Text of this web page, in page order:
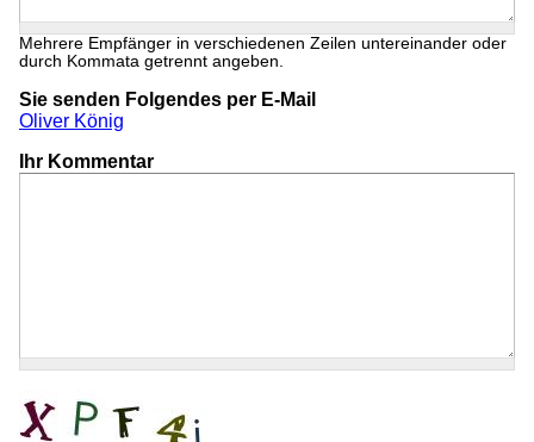
Mehrere Empfänger in verschiedenen Zeilen untereinander oder
durch Kommata getrennt angeben.
Sie senden Folgendes per E-Mail
Oliver König
Ihr Kommentar